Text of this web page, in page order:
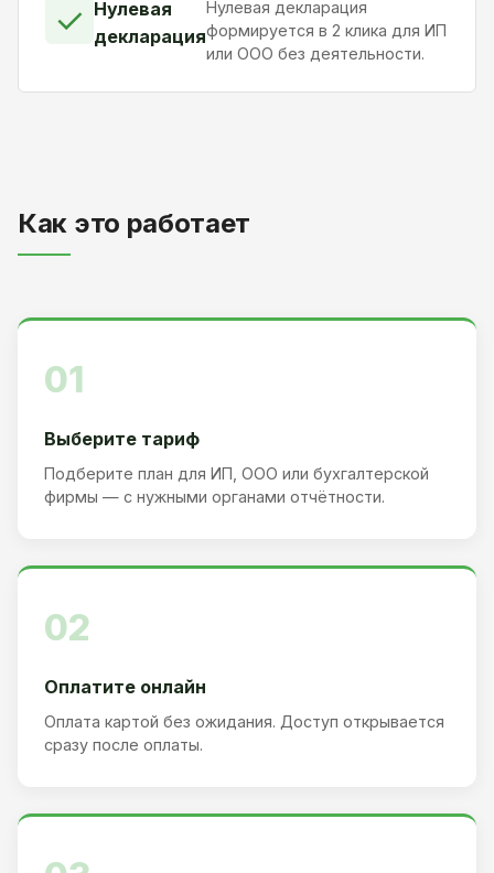
✓ Нулевая
декларация
Нулевая декларация
формируется в 2 клика для ИП
или ООО без деятельности.
Как это работает
01
Выберите тариф
Подберите план для ИП, ООО или бухгалтерской
фирмы — с нужными органами отчётности.
02
Оплатите онлайн
Оплата картой без ожидания. Доступ открывается
сразу после оплаты.